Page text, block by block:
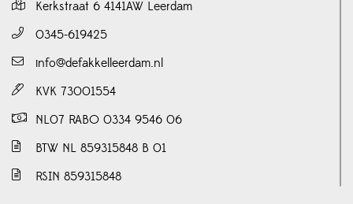
Kerkstraat 6 4141AW Leerdam
0345-619425
info@defakkelleerdam.nl
KVK 73001554
NL07 RABO 0334 9546 06
BTW NL 859315848 B 01
RSIN 859315848